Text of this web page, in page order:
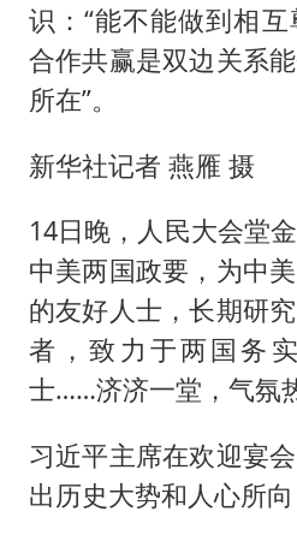
识：“能不能做到相互
合作共赢是双边关系
所在”。
新华社记者 燕雁 摄
14日晚，人民大会堂
中美两国政要，为中
的友好人士，长期研
者，致力于两国务
士……济济一堂，气氛
习近平主席在欢迎宴
出历史大势和人心所向